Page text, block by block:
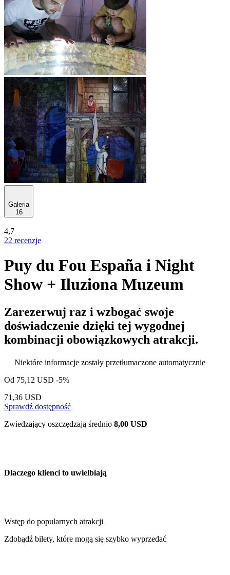
Galeria
16
4,7
22 recenzje
Puy du Fou España i Night
Show + Iluziona Muzeum
Zarezerwuj raz i wzbogać swoje
doświadczenie dzięki tej wygodnej
kombinacji obowiązkowych atrakcji.
Niektóre informacje zostały przetłumaczone automatycznie
Od 75,12 USD -5%
71,36 USD
Sprawdź dostępność
Zwiedzający oszczędzają średnio 8,00 USD
Dlaczego klienci to uwielbiają
Wstęp do popularnych atrakcji
Zdobądź bilety, które mogą się szybko wyprzedać